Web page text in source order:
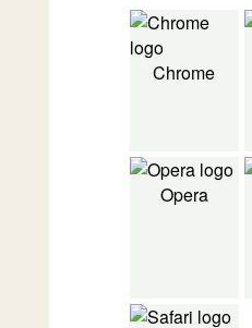
Chrome
Opera